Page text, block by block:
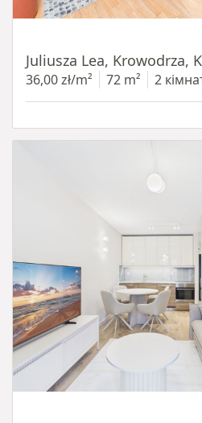
Juliusza Lea, Krowodrza,
36,00 zł/m² 72 m² 2